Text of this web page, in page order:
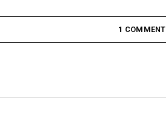
1 COMMENT